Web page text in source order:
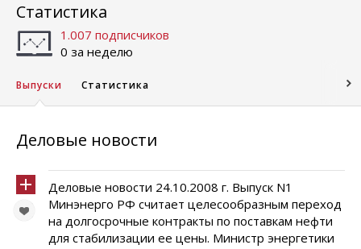
Статистика
1.007 подписчиков
0 за неделю
Выпуски Статистика
Деловые новости
Деловые новости 24.10.2008 г. Выпуск N1
Минэнерго РФ считает целесообразным переход
на долгосрочные контракты по поставкам нефти
для стабилизации ее цены. Министр энергетики